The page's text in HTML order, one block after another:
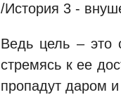
/История 3 -
Ведь цель – это
стремясь к ее
пропадут даром